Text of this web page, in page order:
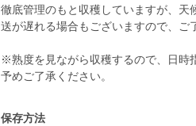
徹底管理のもと収穫していますが、天
送が遅れる場合もございますので、ご
※熟度を見ながら収穫するので、日時
保存方法